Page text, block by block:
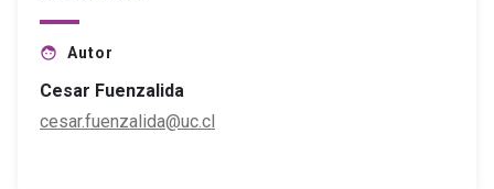
face Autor
Cesar Fuenzalida
cesar.fuenzalida@uc.cl